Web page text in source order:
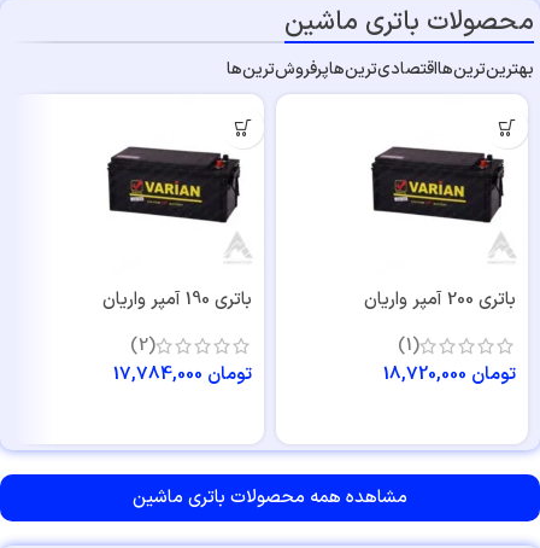
محصولات باتری ماشین
بهترین‌ترین‌هااقتصادی‌ترین‌هاپرفروش‌ترین‌ها
باتری 200 آمپر واریان
(1)
تومان
باتری 190 آمپر واریان
(2)
تومان
مشاهده همه محصولات باتری‌ ماشین